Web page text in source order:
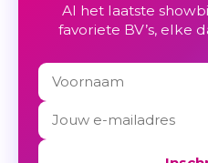
Al het laatste
favoriete BV’s, elke